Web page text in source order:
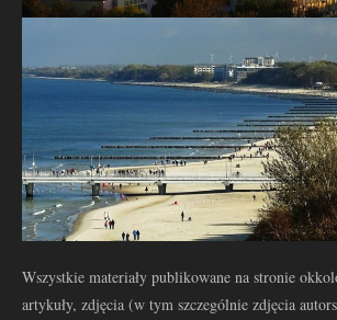
Wszystkie materiały publikowane na stronie
artykuły, zdjęcia (w tym szczególnie zdjęcia